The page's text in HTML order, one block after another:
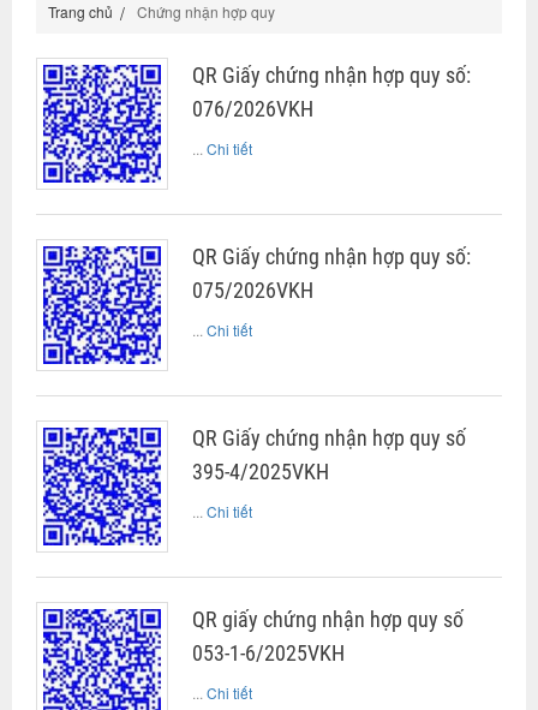
Trang chủ Chứng nhận hợp quy
QR Giấy chứng nhận hợp quy số:
076/2026VKH
... Chi tiết
QR Giấy chứng nhận hợp quy số:
075/2026VKH
... Chi tiết
QR Giấy chứng nhận hợp quy số
395-4/2025VKH
... Chi tiết
QR giấy chứng nhận hợp quy số
053-1-6/2025VKH
... Chi tiết